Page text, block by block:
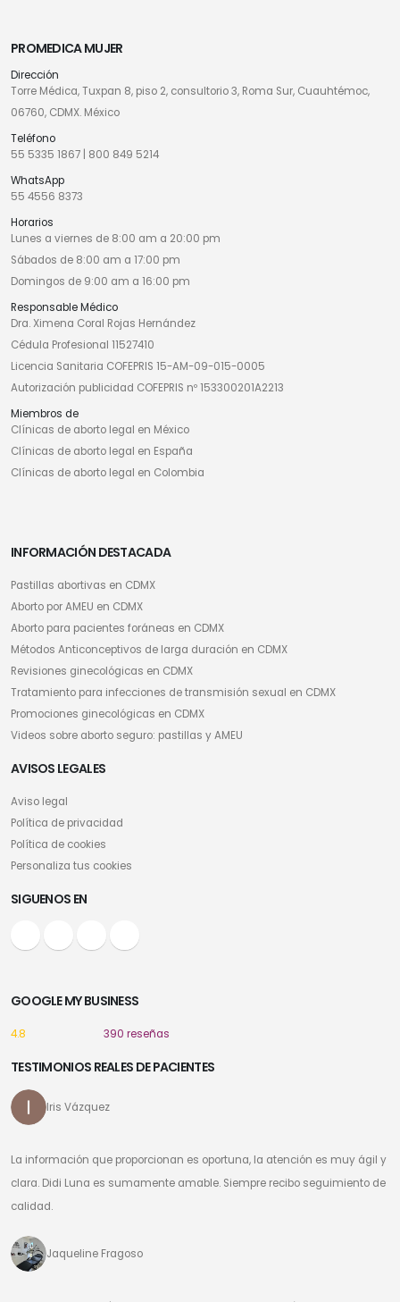
PROMEDICA MUJER
Dirección
Torre Médica, Tuxpan 8, piso 2, consultorio 3, Roma Sur, Cuauhtémoc,
06760, CDMX. México
Teléfono
55 5335 1867
800 849 5214
WhatsApp
55 4556 8373
Horarios
Lunes a viernes de 8:00 am a 20:00 pm
Sábados de 8:00 am a 17:00 pm
Domingos de 9:00 am a 16:00 pm
Responsable Médico
Dra. Ximena Coral Rojas Hernández
Cédula Profesional 11527410
Licencia Sanitaria COFEPRIS 15-AM-09-015-0005
Autorización publicidad COFEPRIS nº 153300201A2213
Miembros de
Clínicas de aborto legal en México
Clínicas de aborto legal en España
Clínicas de aborto legal en Colombia
INFORMACIÓN DESTACADA
Pastillas abortivas en CDMX
Aborto por AMEU en CDMX
Aborto para pacientes foráneas en CDMX
Métodos Anticonceptivos de larga duración en CDMX
Revisiones ginecológicas en CDMX
Tratamiento para infecciones de transmisión sexual en CDMX
Promociones ginecológicas en CDMX
Videos sobre aborto seguro: pastillas y AMEU
AVISOS LEGALES
Aviso legal
Política de privacidad
Política de cookies
Personaliza tus cookies
SIGUENOS EN
GOOGLE MY BUSINESS
4.8 390 reseñas
TESTIMONIOS REALES DE PACIENTES
Iris Vázquez
La información que proporcionan es oportuna, la atención es muy ágil y
clara. Didi Luna es sumamente amable. Siempre recibo seguimiento de
calidad.
Jaqueline Fragoso